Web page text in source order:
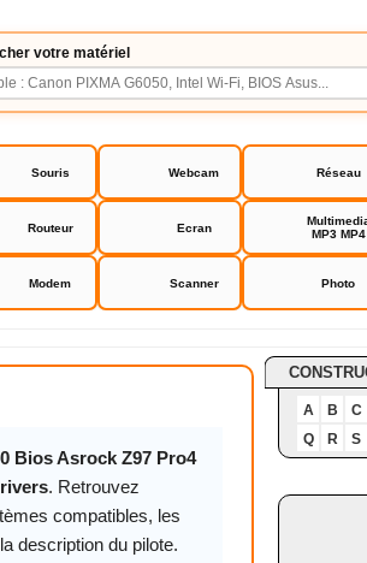
votre matériel
Souris Webcam Réseau
Routeur Ecran
MP3 MP4
Modem Scanner Photo
Bios Asrock Z97 Pro4
. Retrouvez
compatibles, les
description du pilote.
A B
C
Q
R S